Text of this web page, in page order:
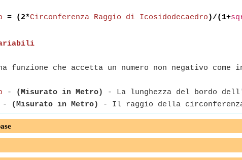
= (2*Circonferenza Raggio di Icosidodecaedro )/(1+
funzione che accetta un numero non negativo
- (Misurato in Metro)
- La lunghezza del bordo
- (Misurato in Metro) - Il raggio della